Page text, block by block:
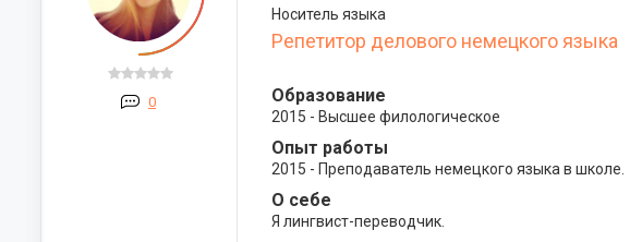
0
Носитель языка
Репетитор делового немецкого языка
Образование
2015 - Высшее филологическое
Опыт работы
2015 - Преподаватель немецкого языка в школе.
О себе
Я лингвист-переводчик.